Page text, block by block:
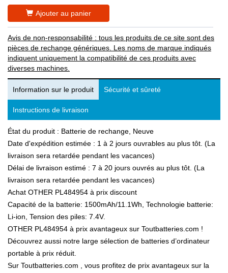
Ajouter au panier
Avis de non-responsabilité : tous les produits de ce site sont des
pièces de rechange génériques. Les noms de marque indiqués
indiquent uniquement la compatibilité de ces produits avec
diverses machines.
Information sur le produit Sécurité et sûreté
Instructions de livraison
État du produit : Batterie de rechange, Neuve
Date d'expédition estimée : 1 à 2 jours ouvrables au plus tôt. (La
livraison sera retardée pendant les vacances)
Délai de livraison estimé : 7 à 20 jours ouvrés au plus tôt. (La
livraison sera retardée pendant les vacances)
Achat OTHER PL484954 à prix discount
Capacité de la batterie: 1500mAh/11.1Wh, Technologie batterie:
Li-ion, Tension des piles: 7.4V.
OTHER PL484954 à prix avantageux sur Toutbatteries.com !
Découvrez aussi notre large sélection de batteries d’ordinateur
portable à prix réduit.
Sur Toutbatteries.com , vous profitez de prix avantageux sur la